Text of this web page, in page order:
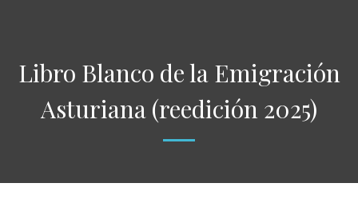
Libro Blanco de la Emigración
Asturiana (reedición 2025)